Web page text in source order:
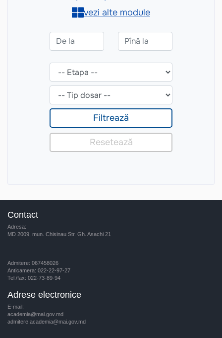
Contact
Adresa:
MD 2009, mun. Chisinau Str. Gh. Asachi 21
Admitere: 067458026
Anticamera: 022-22-97-27
Tel./fax: 022-73-89-94
Adrese electronice
E-mail:
academia@mai.gov.md
admitere.academia@mai.gov.md